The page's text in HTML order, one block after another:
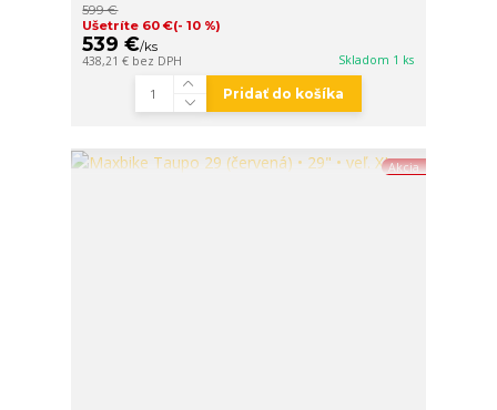
599 €
Ušetríte 60 €(- 10 %)
539 €/ks
438,21 € bez DPH Skladom 1 ks
Pridať do košíka
Akcia